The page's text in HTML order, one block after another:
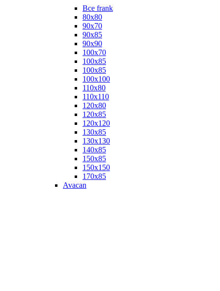
Все frank
80х80
90х70
90х85
90х90
100х70
100х85
100х85
100х100
110х80
110х110
120х80
120х85
120х120
130х85
130х130
140х85
150х85
150х150
170х85
Avacan